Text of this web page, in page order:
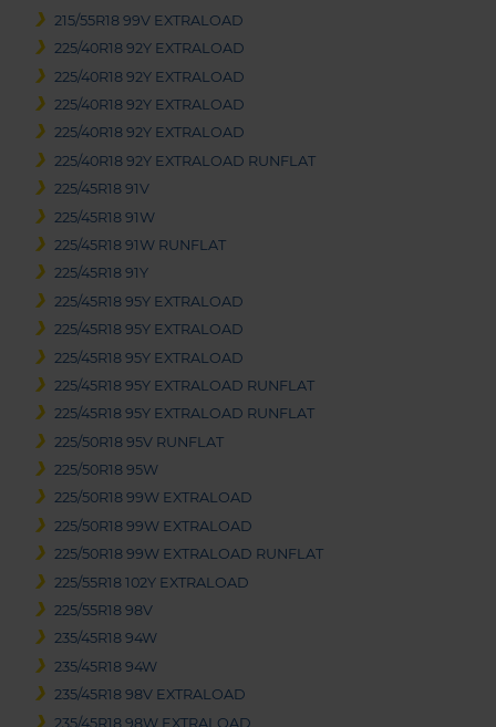
215/55R18 99V EXTRALOAD
225/40R18 92Y EXTRALOAD
225/40R18 92Y EXTRALOAD
225/40R18 92Y EXTRALOAD
225/40R18 92Y EXTRALOAD
225/40R18 92Y EXTRALOAD RUNFLAT
225/45R18 91V
225/45R18 91W
225/45R18 91W RUNFLAT
225/45R18 91Y
225/45R18 95Y EXTRALOAD
225/45R18 95Y EXTRALOAD
225/45R18 95Y EXTRALOAD
225/45R18 95Y EXTRALOAD RUNFLAT
225/45R18 95Y EXTRALOAD RUNFLAT
225/50R18 95V RUNFLAT
225/50R18 95W
225/50R18 99W EXTRALOAD
225/50R18 99W EXTRALOAD
225/50R18 99W EXTRALOAD RUNFLAT
225/55R18 102Y EXTRALOAD
225/55R18 98V
235/45R18 94W
235/45R18 94W
235/45R18 98V EXTRALOAD
235/45R18 98W EXTRALOAD